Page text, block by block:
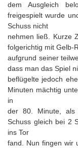
dem Ausgleich
freigespielt wurde
Schuss nicht
nehmen ließ. Kurze
folgerichtig mit Gelb-
aufgrund seiner
dass man das Spiel
beflügelte jedoch
Minuten mächtig
in
der 80. Minute, als
Schuss gleich bei 2
ins Tor
fand. Nun fingen wir